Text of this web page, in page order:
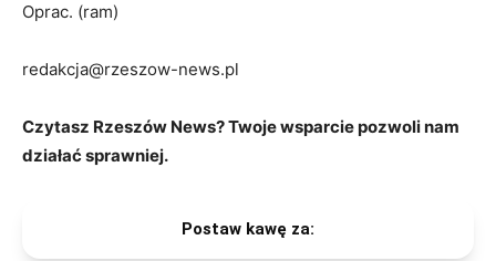
Oprac. (ram)
redakcja@rzeszow-news.pl
Czytasz Rzeszów News? Twoje wsparcie pozwoli nam
działać sprawniej.
Postaw kawę za: